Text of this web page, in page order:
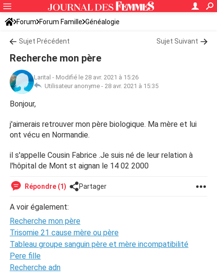
Forum Forum Famille Généalogie
Sujet Précédent Sujet Suivant
Recherche mon père
Larital - Modifié le 28 avr. 2021 à 15:26
Utilisateur anonyme - 28 avr. 2021 à 15:35
Bonjour,
j'aimerais retrouver mon père biologique. Ma mère et lui
ont vécu en Normandie.
il s'appelle Cousin Fabrice .Je suis né de leur relation à
l'hôpital de Mont st aignan le 14 02 2000
Répondre (1) Partager
A voir également:
Recherche mon père
Trisomie 21 cause mère ou père
Tableau groupe sanguin père et mère incompatibilité
Pere fille
Recherche adn